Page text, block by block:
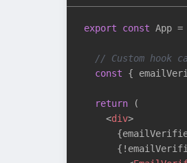
export const App =
// Custom hook
const {
return (
<div>